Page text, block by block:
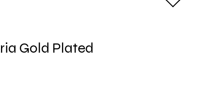
Gold Plated